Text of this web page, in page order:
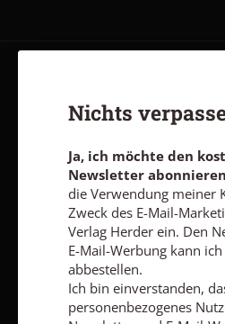
Vertrag widerrufen
Nichts
Ja, ich möchte den
Newsletter abonnieren
die Verwendung meiner
Zweck des E-Mail-
Verlag Herder ein. Den
E-Mail-Werbung kann
abbestellen.
Ich bin einverstanden,
personenbezogenes